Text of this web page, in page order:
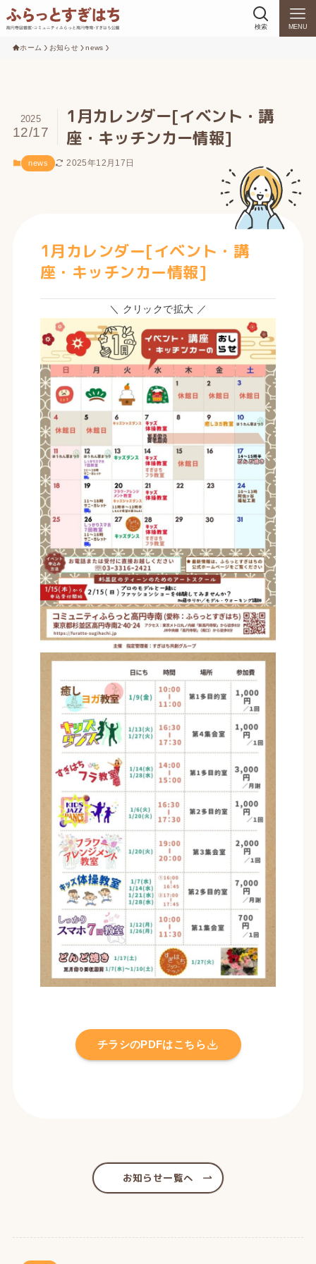
検索 MENU
ホーム お知らせ news
1月カレンダー[イベント・講
座・キッチンカー情報]
2025
12/17
news 2025年12月17日
1月カレンダー[イベント・講
座・キッチンカー情報]
＼ クリックで拡大 ／
チラシのPDFはこちら
お知らせ一覧へ